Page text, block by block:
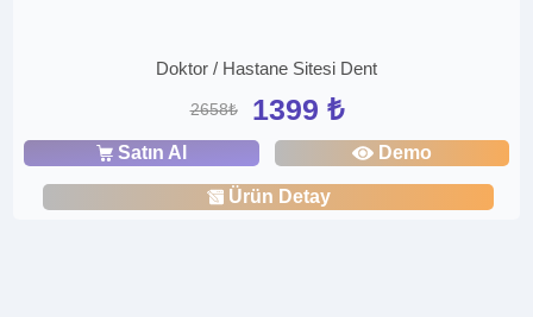
Doktor / Hastane Sitesi Dent
2658₺ 1399 ₺
Satın Al Demo
Ürün Detay